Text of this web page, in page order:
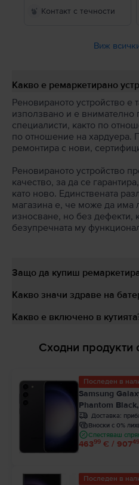
Контакт с течности
Виж
Какво е ремаркетирано
Реновираното устройство е
използвано и е внимателно
специалисти, както по
по отношение на хардуера.
ремонтира с нови,
Реновираното устройство
качество, за да се
като ново. Единствената
магазина е, че може да има
износване, но без дефекти,
безупречната му
Защо да купиш
Какво значи здраве на
Какво е включено в
Сходни продукти
Последен в
Samsung
Phantom
Доставка:
Вноски с 0%
Спестяваш
46399 € / 90749
Последен в